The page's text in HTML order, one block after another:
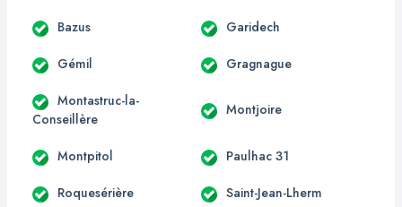
Bazus Garidech
Gémil Gragnague
Montastruc-la-
Conseillère
Montjoire
Montpitol Paulhac 31
Roquesérière Saint-Jean-Lherm